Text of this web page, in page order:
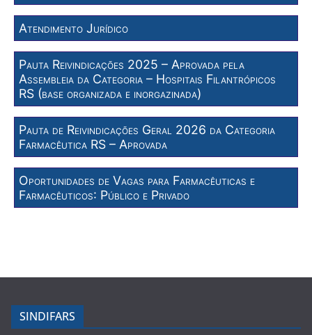
Atendimento Jurídico
Pauta Reivindicações 2025 – Aprovada pela
Assembleia da Categoria – Hospitais Filantrópicos
RS (base organizada e inorgazinada)
Pauta de Reivindicações Geral 2026 da Categoria
Farmacêutica RS – Aprovada
Oportunidades de Vagas para Farmacêuticas e
Farmacêuticos: Público e Privado
SINDIFARS